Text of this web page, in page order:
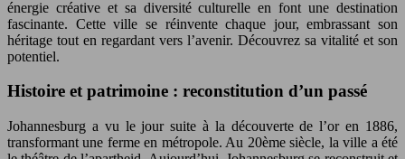
énergie créative et sa diversité culturelle en font une destination
fascinante. Cette ville se réinvente chaque jour, embrassant son
héritage tout en regardant vers l’avenir. Découvrez sa vitalité et son
potentiel.
Histoire et patrimoine : reconstitution d’un passé
Johannesburg a vu le jour suite à la découverte de l’or en 1886,
transformant une ferme en métropole. Au 20ème siècle, la ville a été